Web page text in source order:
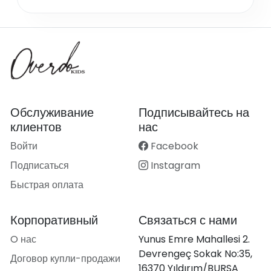
Корпоративный
O нас
Договор купли-продажи
Обслуживание
клиентов
Войти
Подписаться
Быстрая оплата
Подписывайтесь на
нас
Facebook
Instagram
Связаться с нами
Yunus Emre Mahallesi 2.
Devrengeç Sokak No:35,